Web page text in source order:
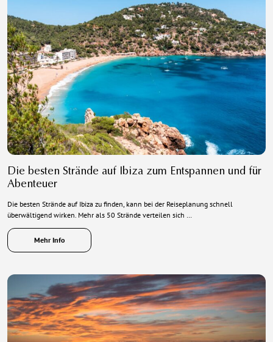
Die besten Strände auf Ibiza zum Entspannen und für
Abenteuer
Die besten Strände auf Ibiza zu finden, kann bei der Reiseplanung schnell
überwältigend wirken. Mehr als 50 Strände verteilen sich …
Mehr Info